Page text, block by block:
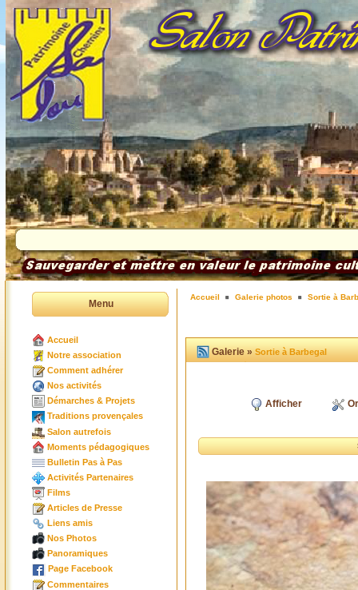
Menu
Accueil
Notre association
Comment adhérer
Nos activités
Démarches & Projets
Traditions provençales
Salon autrefois
Moments pédagogiques
Bulletin Pas à Pas
Activités Partenaires
Films
Articles de Presse
Liens amis
Nos Photos
Panoramiques
Page Facebook
Commentaires
Accueil Galerie photos Sortie à
Galerie »Sortie à Barbegal
Afficher